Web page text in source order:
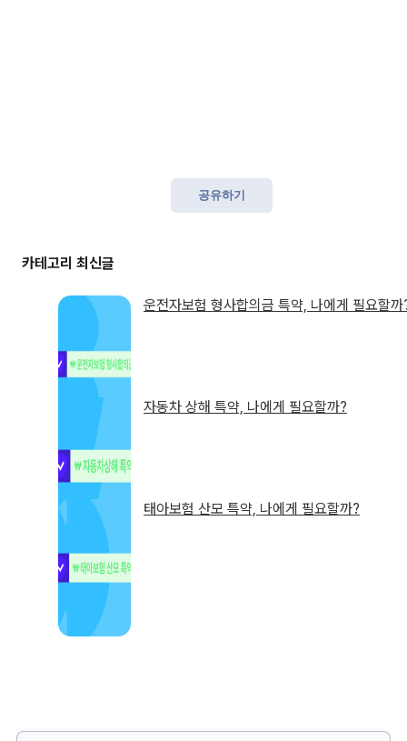
공유하기
운전자보험 형사합의금 특약, 나에게 필요할까
자동차 상해 특약, 나에게 필요할까?
태아보험 산모 특약, 나에게 필요할까?